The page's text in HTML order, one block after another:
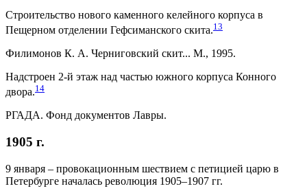
Строительство нового каменного келейного корпуса в
Пещерном отделении Гефсиманского скита.13
Филимонов К. А. Черниговский скит... М., 1995.
Надстроен 2-й этаж над частью южного корпуса Конного
двора.14
РГАДА. Фонд документов Лавры.
1905 г.
9 января – провокационным шествием с петицией царю в
Петербурге началась революция 1905–1907 гг.